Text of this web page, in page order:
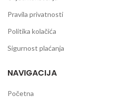
Pravila privatnosti
Politika kolačića
Sigurnost plaćanja
NAVIGACIJA
Početna